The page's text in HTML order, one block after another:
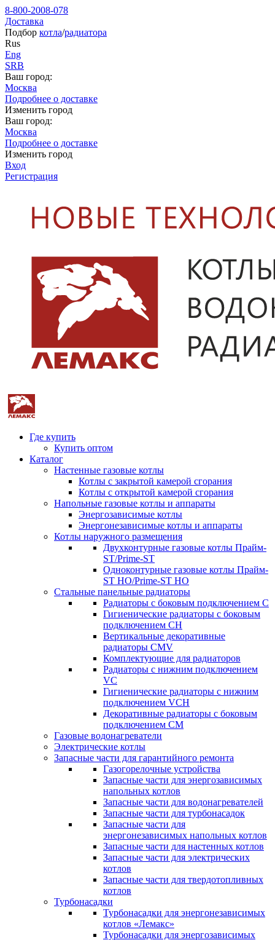
8-800-2008-078
Доставка
Подбор котла/радиатора
Rus
Eng
SRB
Ваш город:
Москва
Подробнее о доставке
Изменить город
Ваш город:
Москва
Подробнее о доставке
Изменить город
Вход
Регистрация
Где купить
Купить оптом
Каталог
Настенные газовые котлы
Котлы с закрытой камерой сгорания
Котлы с открытой камерой сгорания
Напольные газовые котлы и аппараты
Энергозависимые котлы
Энергонезависимые котлы и аппараты
Котлы наружного размещения
Двухконтурные газовые котлы Прайм-
ST/Prime-ST
Одноконтурные газовые котлы Прайм-
ST HO/Prime-ST HO
Стальные панельные радиаторы
Радиаторы c боковым подключением C
Гигиенические радиаторы c боковым
подключением CH
Вертикальные декоративные
радиаторы CMV
Комплектующие для радиаторов
Радиаторы c нижним подключением
VC
Гигиенические радиаторы c нижним
подключением VCH
Декоративные радиаторы с боковым
подключением CM
Газовые водонагреватели
Электрические котлы
Запасные части для гарантийного ремонта
Газогорелочные устройства
Запасные части для энергозависимых
напольных котлов
Запасные части для водонагревателей
Запасные части для турбонасадок
Запасные части для
энергонезависимых напольных котлов
Запасные части для настенных котлов
Запасные части для электрических
котлов
Запасные части для твердотопливных
котлов
Турбонасадки
Турбонасадки для энергонезависимых
котлов «Лемакс»
Турбонасадки для энергозависимых